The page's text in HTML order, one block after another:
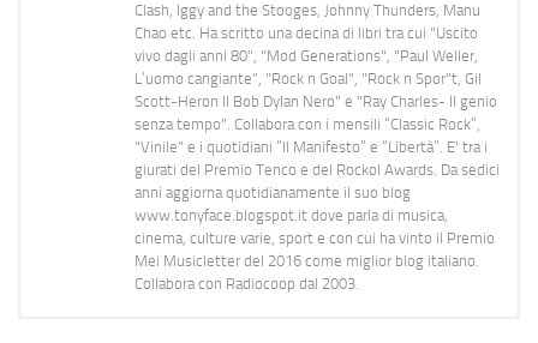
Clash, Iggy and the Stooges, Johnny Thunders, Manu
Chao etc. Ha scritto una decina di libri tra cui "Uscito
vivo dagli anni 80", "Mod Generations", "Paul Weller,
L’uomo cangiante", "Rock n Goal", "Rock n Spor"t, Gil
Scott-Heron Il Bob Dylan Nero" e "Ray Charles- Il genio
senza tempo". Collabora con i mensili “Classic Rock”,
"Vinile" e i quotidiani “Il Manifesto” e “Libertà”. E' tra i
giurati del Premio Tenco e del Rockol Awards. Da sedici
anni aggiorna quotidianamente il suo blog
www.tonyface.blogspot.it dove parla di musica,
cinema, culture varie, sport e con cui ha vinto il Premio
Mei Musicletter del 2016 come miglior blog italiano.
Collabora con Radiocoop dal 2003.